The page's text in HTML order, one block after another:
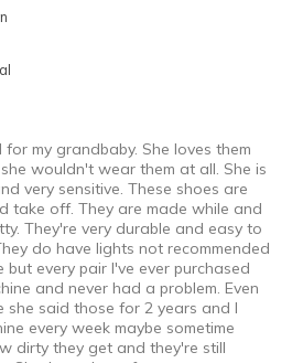
my grandbaby. She loves them
wouldn't wear them at all. She is
very sensitive. These shoes are
take off. They are made while and
They're very durable and easy to
do have lights not recommended
every pair I've ever purchased
and never had a problem. Even
she said those for 2 years and I
every week maybe sometime
dirty they get and they're still